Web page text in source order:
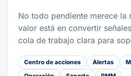
No todo pendiente merece la
valor está en convertir
cola de trabajo clara para
Centro de acciones Alertas